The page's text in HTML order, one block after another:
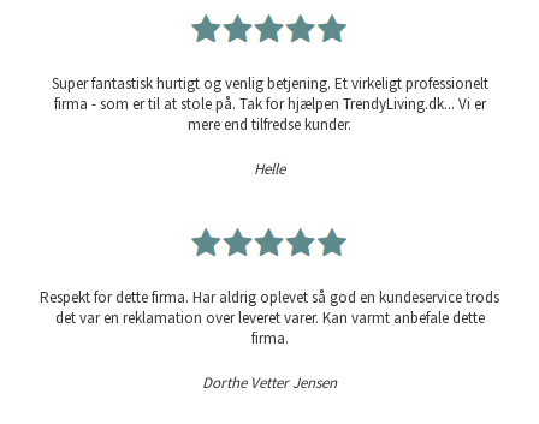
Super fantastisk hurtigt og venlig betjening. Et virkeligt professionelt
firma - som er til at stole på. Tak for hjælpen TrendyLiving.dk... Vi er
mere end tilfredse kunder.
Helle
Respekt for dette firma. Har aldrig oplevet så god en kundeservice trods
det var en reklamation over leveret varer. Kan varmt anbefale dette
firma.
Dorthe Vetter Jensen